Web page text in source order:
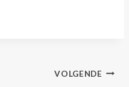
VOLGENDE